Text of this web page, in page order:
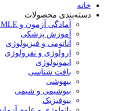
خانه
دسته‌بندی محصولات
آمادگی آزمون و USMLE
آموزش پزشکی
آناتومی و فیزیولوژی
ارولوژی و نفرولوژی
ایمونولوژی
بافت شناسی
بیهوشی
بیوشیمی و شیمی
بیوفیزیک